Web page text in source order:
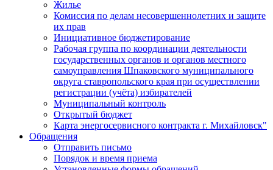
Жилье
Комиссия по делам несовершеннолетних и защите
их прав
Инициативное бюджетирование
Рабочая группа по координации деятельности
государственных органов и органов местного
самоуправления Шпаковского муниципального
округа ставропольского края при осуществлении
регистрации (учёта) избирателей
Муниципальный контроль
Открытый бюджет
Карта энергосервисного контракта г. Михайловск"
Обращения
Отправить письмо
Порядок и время приема